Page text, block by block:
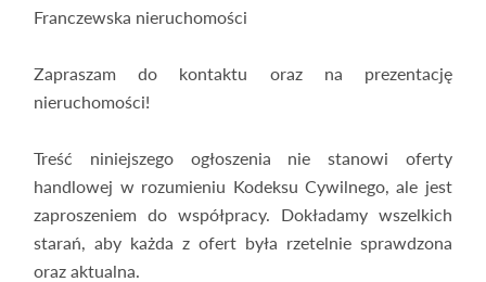
Franczewska nieruchomości
Zapraszam do kontaktu oraz na prezentację
nieruchomości!
Treść niniejszego ogłoszenia nie stanowi oferty
handlowej w rozumieniu Kodeksu Cywilnego, ale jest
zaproszeniem do współpracy. Dokładamy wszelkich
starań, aby każda z ofert była rzetelnie sprawdzona
oraz aktualna.